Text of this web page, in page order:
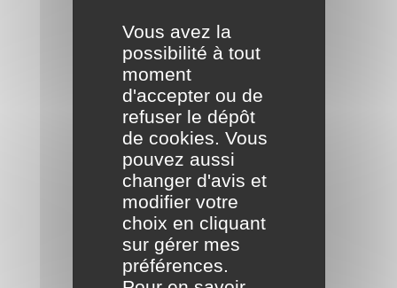
Vous avez la
possibilité à tout
moment
d'accepter ou de
refuser le dépôt
de cookies. Vous
pouvez aussi
changer d'avis et
modifier votre
choix en cliquant
sur gérer mes
préférences.